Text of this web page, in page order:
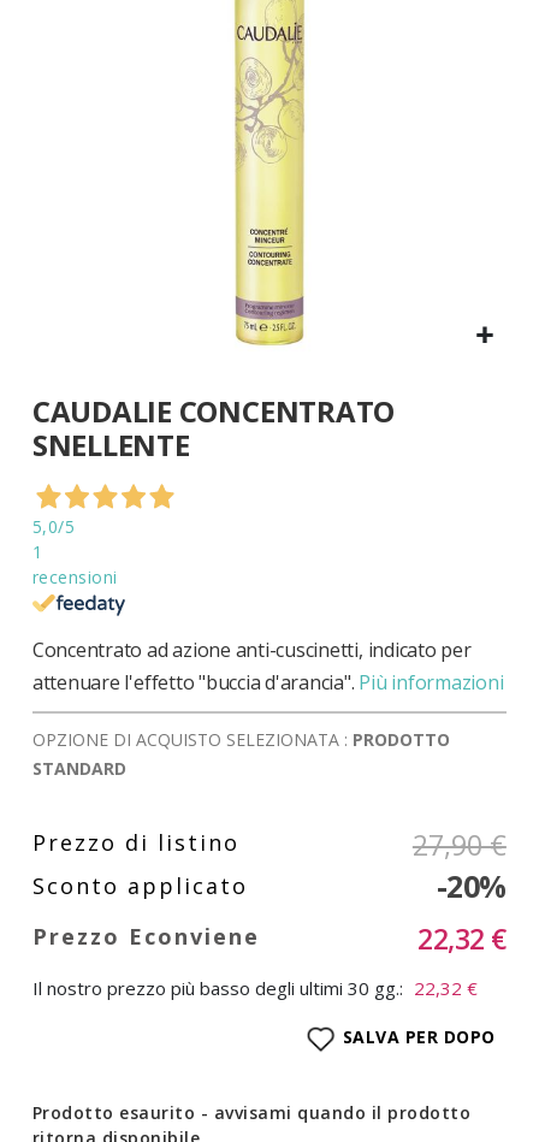
all'inizio
della
galleria
immagini
CAUDALIE CONCENTRATO
SNELLENTE
5,0/5
1
recensioni
Concentrato ad azione anti-cuscinetti, indicato per
attenuare l'effetto "buccia d'arancia". Più informazioni
OPZIONE DI ACQUISTO SELEZIONATA : PRODOTTO
STANDARD
27,90 €
-20%
22,32 €
Il nostro prezzo più basso degli ultimi 30 gg.: 22,32 €
SALVA PER DOPO
Prodotto esaurito - avvisami quando il prodotto